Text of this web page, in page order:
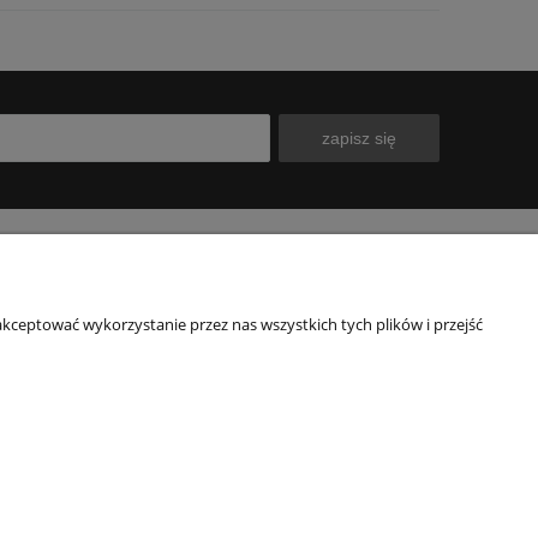
zapisz się
wykorzystanie przez nas wszystkich tych plików i przejść